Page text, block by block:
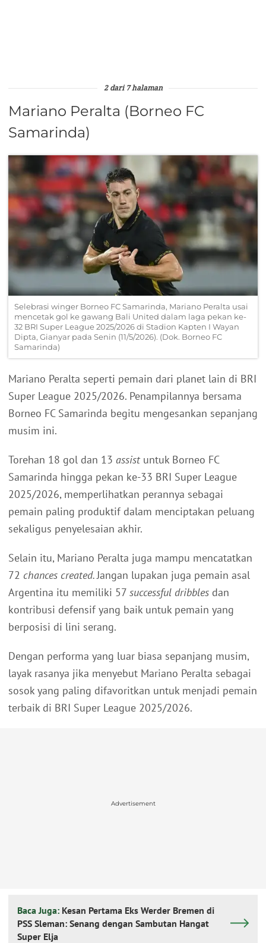
2 dari 7 halaman
Mariano Peralta (Borneo FC
Samarinda)
Selebrasi winger Borneo FC Samarinda, Mariano Peralta usai
mencetak gol ke gawang Bali United dalam laga pekan ke-
32 BRI Super League 2025/2026 di Stadion Kapten I Wayan
Dipta, Gianyar pada Senin (11/5/2026). (Dok. Borneo FC
Samarinda)
Mariano Peralta seperti pemain dari planet lain di BRI
Super League 2025/2026. Penampilannya bersama
Borneo FC Samarinda begitu mengesankan sepanjang
musim ini.
Torehan 18 gol dan 13 assist untuk Borneo FC
Samarinda hingga pekan ke-33 BRI Super League
2025/2026, memperlihatkan perannya sebagai
pemain paling produktif dalam menciptakan peluang
sekaligus penyelesaian akhir.
Selain itu, Mariano Peralta juga mampu mencatatkan
72 chances created. Jangan lupakan juga pemain asal
Argentina itu memiliki 57 successful dribbles dan
kontribusi defensif yang baik untuk pemain yang
berposisi di lini serang.
Dengan performa yang luar biasa sepanjang musim,
layak rasanya jika menyebut Mariano Peralta sebagai
sosok yang paling difavoritkan untuk menjadi pemain
terbaik di BRI Super League 2025/2026.
Advertisement
Baca Juga: Kesan Pertama Eks Werder Bremen di
PSS Sleman: Senang dengan Sambutan Hangat
Super Elja